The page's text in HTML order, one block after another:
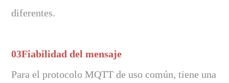
diferentes.
03Fiabilidad del mensaje
Para el protocolo MQTT de uso común, tiene una